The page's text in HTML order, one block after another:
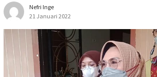
Nefri Inge
21 Januari 2022